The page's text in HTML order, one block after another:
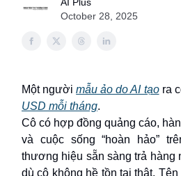
October 28, 2025
Một ngườimẫu ảo do AI tạora
USD mỗi tháng.
Cô có hợp đồng quảng cáo,
và cuộc sống “hoàn hảo”
thương hiệu sẵn sàng trả hàng
dù cô không hề tồn tại thật.